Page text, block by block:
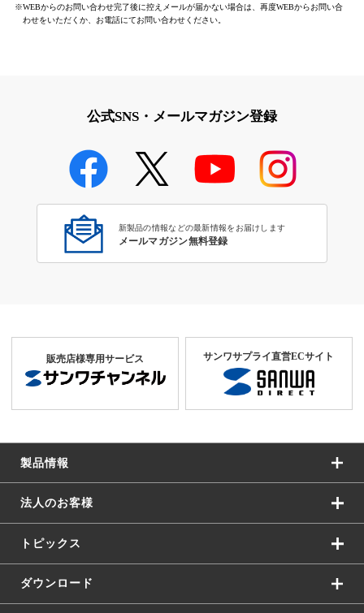
※WEBからのお問い合わせ完了後に控えメールが届かない場合は、再度WEBからお問い合
わせをいただくか、お電話にてお問い合わせください。
公式SNS・メールマガジン登録
新製品の情報などの最新情報をお届けします
メールマガジン無料登録
販売店様専用サービス サンワサプライ直営ECサイト
製品情報
法人のお客様
トピックス
ダウンロード